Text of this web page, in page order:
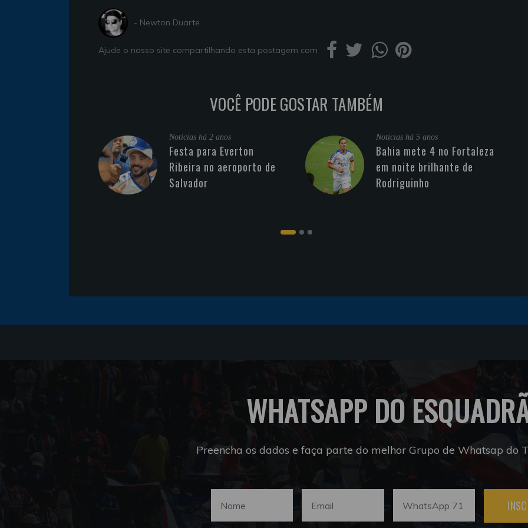
- Newton Duarte
Ajude o nosso site compartilhando esta postagem com
VOCÊ PODE GOSTAR TAMBÉM
Noticias há 2 anos
Festa para Everton
Ribeira no aeroporto de
Salvador
Noticias há 5 anos
Bahia mete 4 no Fortaleza
em noite brilhante de
Rodriguinho
WHATSAPP DO
Preencha os dados e faça parte do melhor Grupo de Whatsap do